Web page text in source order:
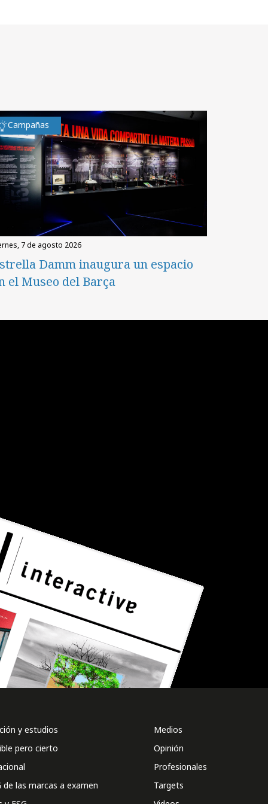
Campañas
7 de agosto 2026
Damm inaugura un espacio
el Museo del Barça
y estudios
pero cierto
de las marcas a examen
Medios
Opinión
Profesionales
Targets